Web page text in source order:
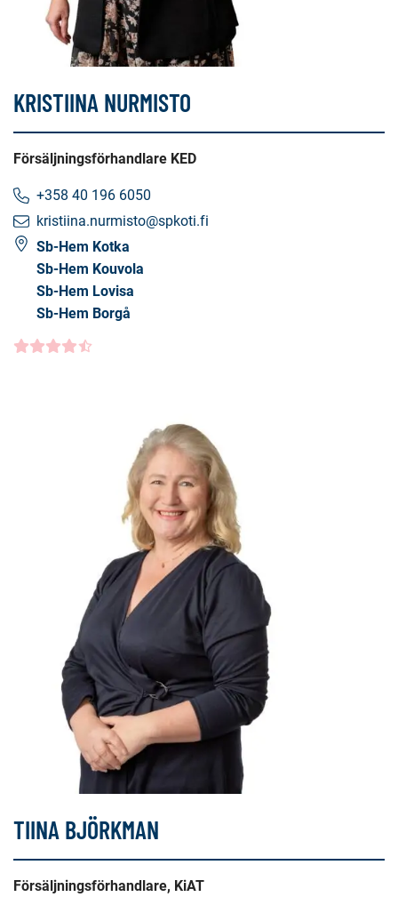
KRISTIINA NURMISTO
Försäljningsförhandlare KED
+358 40 196 6050
kristiina.nurmisto@spkoti.fi
Sb-Hem Kotka
Sb-Hem Kouvola
Sb-Hem Lovisa
Sb-Hem Borgå
Kundbetyg
TIINA BJÖRKMAN
Försäljningsförhandlare, KiAT